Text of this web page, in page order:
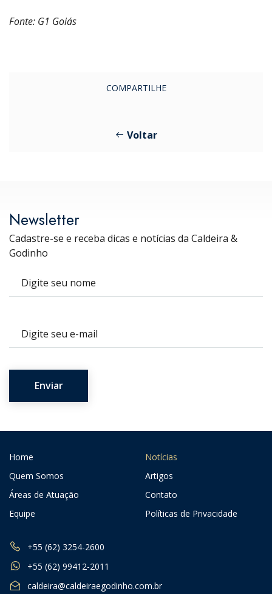
Fonte: G1 Goiás
COMPARTILHE
Voltar
Newsletter
Cadastre-se e receba dicas e notícias da Caldeira &
Godinho
Home
Quem Somos
Áreas de Atuação
Equipe
Notícias
Artigos
Contato
Políticas de Privacidade
+55 (62) 3254-2600
+55 (62) 99412-2011
caldeira@caldeiraegodinho.com.br